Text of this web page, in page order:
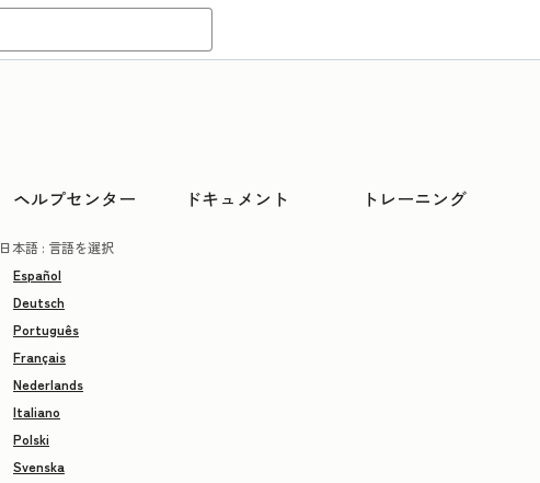
ヘルプセンター ドキュメント トレーニング
日本語 : 言語を選択
Español
Deutsch
Português
Français
Nederlands
Italiano
Polski
Svenska